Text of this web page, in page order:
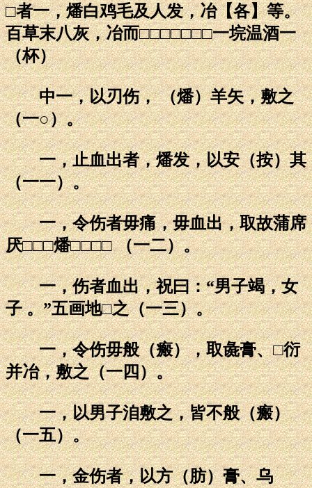
□者一，燔白鸡毛及人发，冶【各】等。
百草末八灰，冶而□□□□□□□一垸温酒一
（杯）
中一，以刃伤， （燔）羊矢，敷之
（一○）。
一，止血出者，燔发，以安（按）其
（一一）。
一，令伤者毋痛，毋血出，取故蒲席
厌□□□燔□□□□ （一二）。
一，伤者血出，祝曰：“男子竭，女
子 。”五画地□之（一三）。
一，令伤毋般（瘢），取彘膏、□衍
并冶，敷之（一四）。
一，以男子洎敷之，皆不般（瘢）
（一五）。
一，金伤者，以方（肪）膏、乌